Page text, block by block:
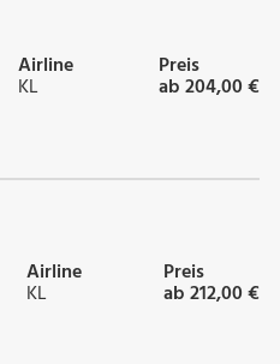
Airline
KL
Preis
ab 204,00 €
Airline
KL
Preis
ab 212,00 €